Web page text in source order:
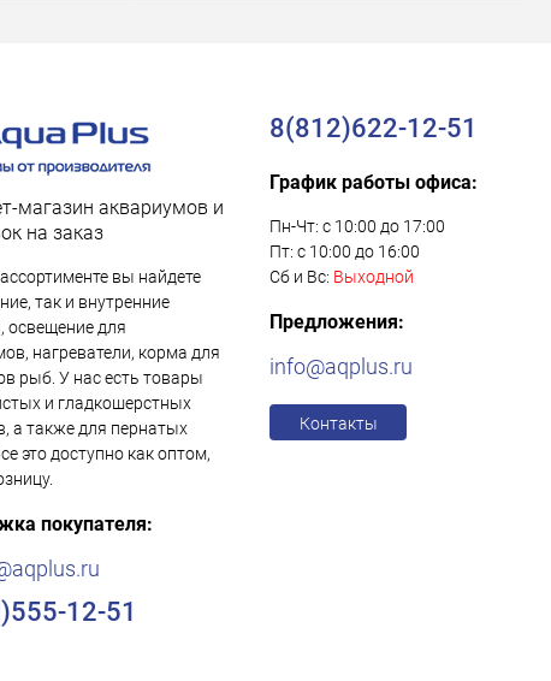
магазин аквариумов и
на заказ
вы найдете
так и внутренние
освещение для
нагреватели, корма для
рыб. У нас есть товары
и гладкошерстных
а также для пернатых
это доступно как оптом,
покупателя:
12-51
8(812)622-12-51
График работы офиса:
Пн-Чт: с 10:00 до 17:00
Пт: с 10:00 до 16:00
Сб и Вс: Выходной
Предложения:
info@aqplus.ru
Контакты